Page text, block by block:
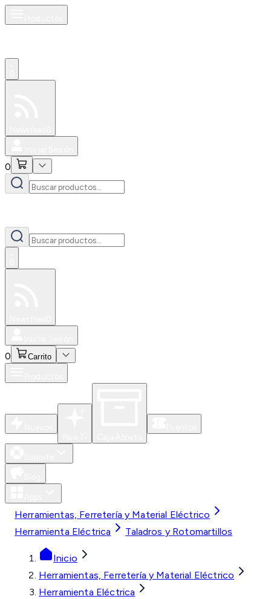
0
0 Carrito
Herramientas, Ferretería y Material Eléctrico
Herramienta Eléctrica
Taladros y Rotomartillos
Inicio
Herramientas, Ferretería y Material Eléctrico
Herramienta Eléctrica